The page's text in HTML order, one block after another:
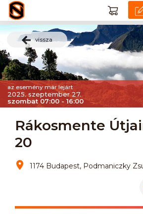
vissza
az esemény már lejárt
2025. szeptember 27.
szombat 07:00 - 16:00
Rákosmente
20
1174 Budapest, Podmaniczky